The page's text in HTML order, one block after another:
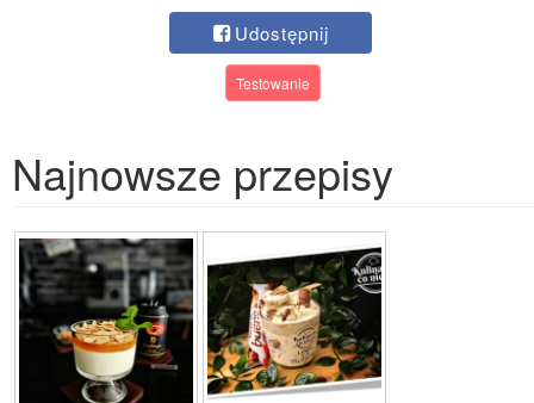
Udostępnij
Testowanie
Najnowsze przepisy